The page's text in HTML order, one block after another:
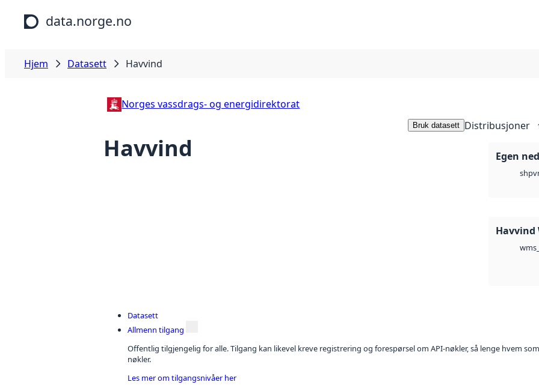
Hopp til hovedinnhold
data.norge.no
Hjem Datasett Havvind
Norges vassdrags- og energidirektorat
Havvind
Bruk datasett Distribusjoner
Egen
shp
Havvind
Datasett
Allmenn tilgang
Offentlig tilgjengelig for alle. Tilgang kan likevel kreve registrering og forespørsel om API-nøkler, så lenge hvem
nøkler.
Les mer om tilgangsnivåer her